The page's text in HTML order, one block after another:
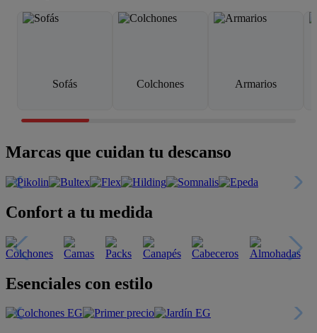
Sofás Colchones Armarios
Marcas que cuidan tu descanso
Confort a tu medida
Esenciales con estilo